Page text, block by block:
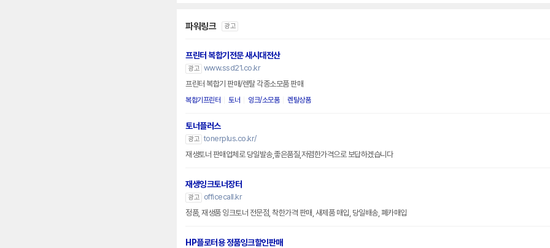
파워링크 광고
프린터 복합기전문 새시대전산
광고 www.ssd21.co.kr
프린터 복합기 판매/렌탈 각종소모품 판매
복합기프린터 토너 잉크/소모품 렌탈상품
토너플러스
광고 tonerplus.co.kr/
재생토너 판매업체로 당일발송,좋은품질,저렴한가격으로 보답하겠습니다
재생잉크토너장터
광고
officecall.kr
정품, 재생품 잉크토너 전문점, 착한가격 판매, 새제품 매입, 당일배송, 폐카매입
HP플로터용 정품잉크할인판매